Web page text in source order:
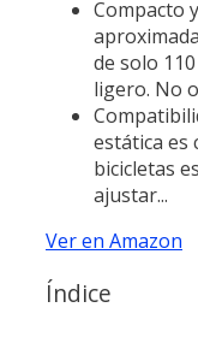
Compacto
de solo
ligero. No
estática es
bicicletas
ajustar...
Ver en Amazon
Índice